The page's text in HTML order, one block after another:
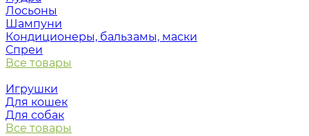
Лосьоны
Шампуни
Кондиционеры, бальзамы, маски
Спреи
Все товары
Игрушки
Для кошек
Для собак
Все товары